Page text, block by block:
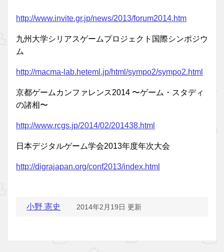
http://www.invite.gr.jp/news/2013/forum2014.htm
九州大学シリアスゲームプロジェクト国際シンポジウ
ム
http://macma-lab.heteml.jp/html/sympo2/sympo2.html
京都ゲームカンファレンス2014 〜ゲーム・スタディ
の諸相〜
http://www.rcgs.jp/2014/02/201438.html
日本デジタルゲーム学会2013年度年次大会
http://digrajapan.org/conf2013/index.html
小野 憲史 2014年2月19日 更新